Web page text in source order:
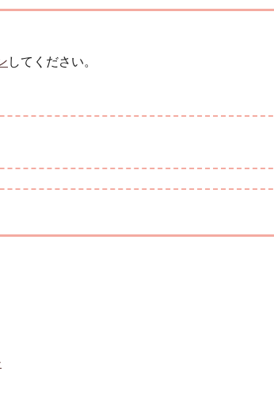
してください。